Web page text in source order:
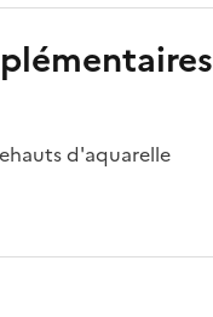
d'aquarelle